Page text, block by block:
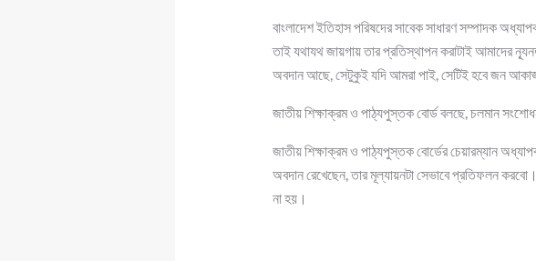
বাংলাদেশ ইতিহাস পরিষদের সাবেক সাধারণ সম্পাদক
তাই যথাযথ জায়গায় তার প্রতিস্থাপন করাটাই আমাদের
অবদান আছে, সেটুকুই যদি আমরা পাই, সেটিই হবে জন
জাতীয় শিক্ষাক্রম ও পাঠ্যপুস্তক বোর্ড বলছে, চলমান
জাতীয় শিক্ষাক্রম ও পাঠ্যপুস্তক বোর্ডের চেয়ারম্যান
অবদান রেখেছেন, তার মূল্যায়নটা সেভাবে প্রতিফলন
না হয়।